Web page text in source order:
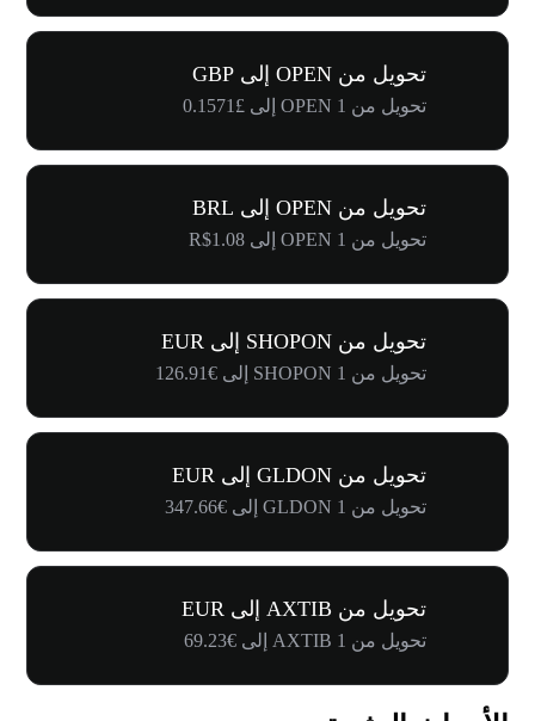
تحويل من OPEN إلى GBP
تحويل من 1 OPEN إلى £0.1571
تحويل من OPEN إلى BRL
تحويل من 1 OPEN إلى R$1.08
تحويل من SHOPON إلى EUR
تحويل من 1 SHOPON إلى €126.91
تحويل من GLDON إلى EUR
تحويل من 1 GLDON إلى €347.66
تحويل من AXTIB إلى EUR
تحويل من 1 AXTIB إلى €69.23